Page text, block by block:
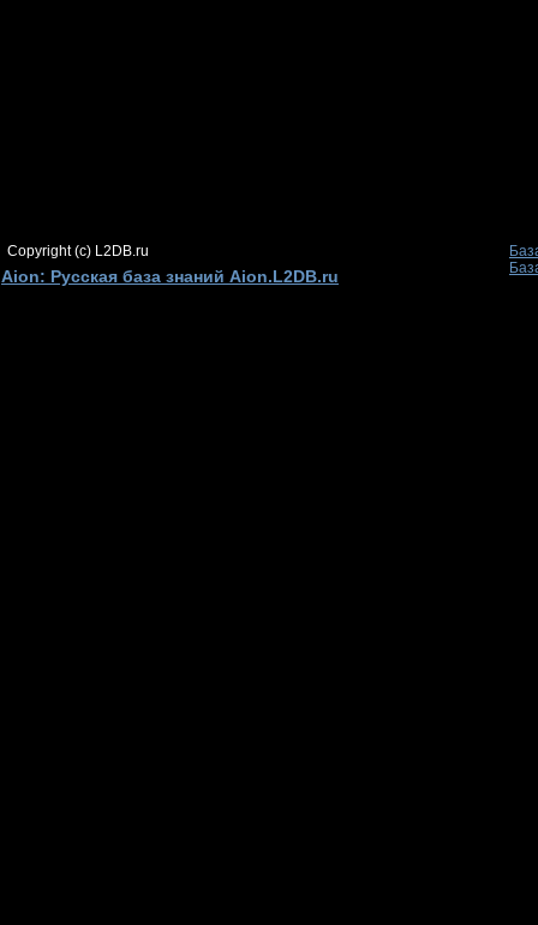
Copyright (c) L2DB.ru
Aion: Русская база знаний Aion.L2DB.ru